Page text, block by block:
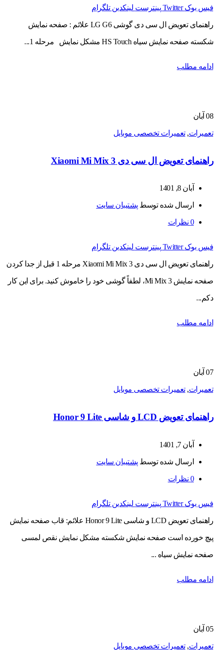
فیس بوک Twitter پینترست لینکدین تلگرام
راهنمای تعویض ال سی دی گوشی LG G6 علائم : صفحه نمایش
شکسته صفحه نمایش سیاه HS Touch مشکل نمایش مرحله 1...
ادامه مطلب
08 آبان
تعمیرات,تعمیرات تخصصی موبایل
راهنمای تعویض ال سی دی Xiaomi Mi Mix 3
آبان 8, 1401
ارسال شده توسط پشتیبان سایت
0 نظرات
فیس بوک Twitter پینترست لینکدین تلگرام
راهنمای تعویض ال سی دی Xiaomi Mi Mix 3 مرحله 1 قبل از جدا کردن
صفحه نمایش Mi Mix 3، لطفاً گوشی خود را خاموش کنید. برای این کار
دکم...
ادامه مطلب
07 آبان
تعمیرات,تعمیرات تخصصی موبایل
راهنمای تعویض LCD و شاسی Honor 9 Lite
آبان 7, 1401
ارسال شده توسط پشتیبان سایت
0 نظرات
فیس بوک Twitter پینترست لینکدین تلگرام
راهنمای تعویض LCD و شاسی Honor 9 Lite علائم: قاب صفحه نمایش
پیچ خورده است صفحه نمایش شکسته مشکل نمایش نقص لمسی
صفحه نمایش سیاه ...
ادامه مطلب
05 آبان
تعمیرات,تعمیرات تخصصی موبایل